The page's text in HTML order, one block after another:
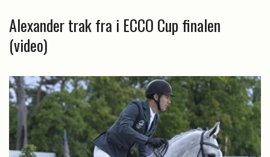
Alexander trak fra i ECCO Cup finalen
(video)